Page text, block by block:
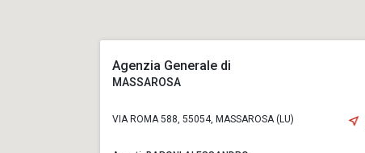
Agenzia Generale di
MASSAROSA
VIA ROMA 588, 55054, MASSAROSA (LU)